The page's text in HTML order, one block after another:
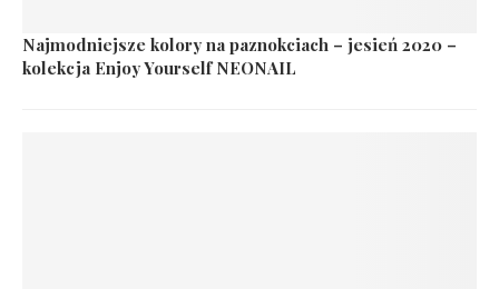
Najmodniejsze kolory na paznokciach – jesień 2020 –
kolekcja Enjoy Yourself NEONAIL